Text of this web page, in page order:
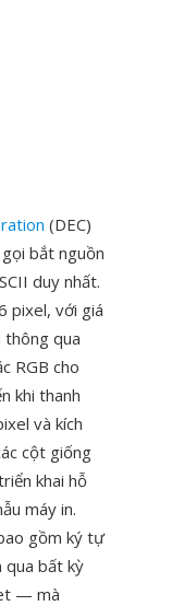
(DEC)
bắt nguồn
duy nhất.
pixel, với giá
qua
RGB cho
khi thanh
và kích
cột giống
khai hỗ
máy in.
gồm ký tự
qua bất kỳ
— mà